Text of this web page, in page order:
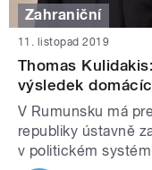
Zahraniční
11. listopad 2019
Thomas
výsledek
V Rumunsku má
republiky ústavně
v politickém